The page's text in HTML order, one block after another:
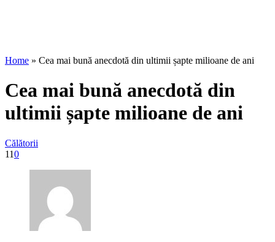
Home » Cea mai bună anecdotă din ultimii șapte milioane de ani
Cea mai bună anecdotă din
ultimii șapte milioane de ani
Călătorii
110